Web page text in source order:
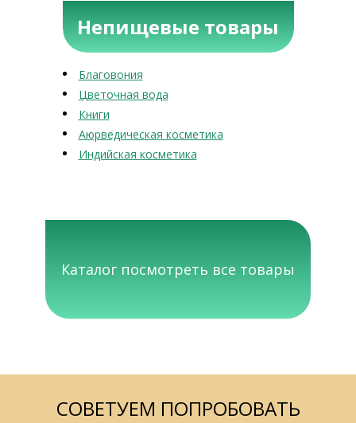
Непищевые товары
Благовония
Цветочная вода
Книги
Аюрведическая косметика
Индийская косметика
Каталог посмотреть все товары
СОВЕТУЕМ ПОПРОБОВАТЬ